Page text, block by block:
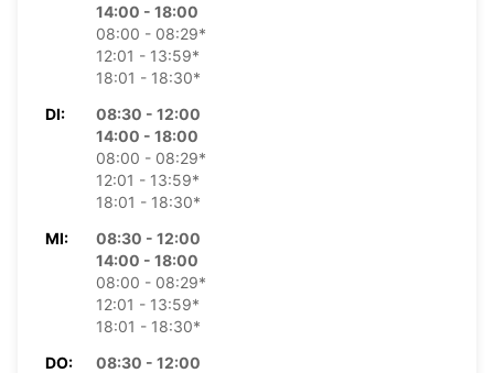
14:00 - 18:00
08:00 - 08:29*
12:01 - 13:59*
18:01 - 18:30*
DI:
08:30 - 12:00
14:00 - 18:00
08:00 - 08:29*
12:01 - 13:59*
18:01 - 18:30*
MI:
08:30 - 12:00
14:00 - 18:00
08:00 - 08:29*
12:01 - 13:59*
18:01 - 18:30*
DO:
08:30 - 12:00